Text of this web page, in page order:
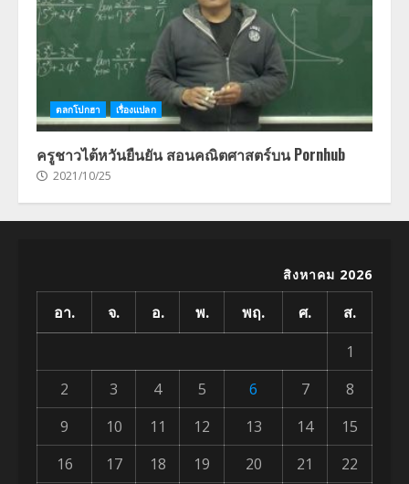
ตลกโปกฮา เรื่องแปลก
ครูชาวไต้หวันยืนยัน สอนคณิตศาสตร์บน Pornhub
2021/10/25
สิงหาคม 2026
อา. จ. อ. พ. พฤ. ศ.
ส.
1
2
3 4 5 6 7
8
9
10 11 12 13 14
15
16
17 18 19 20 21 22